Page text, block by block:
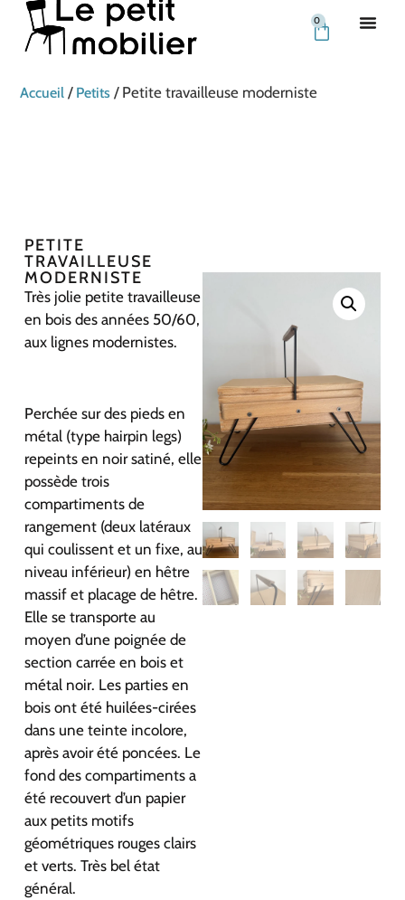
0
Accueil / Petits / Petite travailleuse moderniste
PETITE
TRAVAILLEUSE
MODERNISTE
Très jolie petite travailleuse
en bois des années 50/60,
aux lignes modernistes.
Perchée sur des pieds en
métal (type hairpin legs)
repeints en noir satiné, elle
possède trois
compartiments de
rangement (deux latéraux
qui coulissent et un fixe, au
niveau inférieur) en hêtre
massif et placage de hêtre.
Elle se transporte au
moyen d’une poignée de
section carrée en bois et
métal noir. Les parties en
bois ont été huilées-cirées
dans une teinte incolore,
après avoir été poncées. Le
fond des compartiments a
été recouvert d’un papier
aux petits motifs
géométriques rouges clairs
et verts. Très bel état
général.